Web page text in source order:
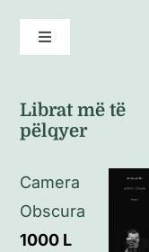
Toggle
Librat më të
pëlqyer
Camera
Obscura
1000 L